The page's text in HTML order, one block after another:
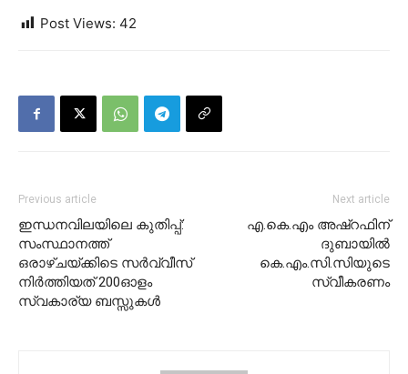
Post Views: 42
Previous article
ഇന്ധനവിലയിലെ കുതിപ്പ്:
സംസ്ഥാനത്ത്
ഒരാഴ്ചയ്ക്കിടെ സര്‍വ്വീസ്
നിര്‍ത്തിയത് 200ഓളം
സ്വകാര്യ ബസ്സുകള്‍
Next article
എ.കെ.എം അഷ്റഫിന്
ദുബായിൽ
കെ.എം.സി.സിയുടെ
സ്വീകരണം